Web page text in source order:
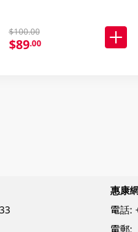
$100.00
$89.00
惠康
電話:
電郵: